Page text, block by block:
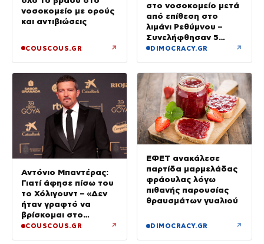
νοσοκομείο με ορούς
και αντιβιώσεις
COUSCOUS.GR ↗
στο νοσοκομείο μετά
από επίθεση στο
λιμάνι Ρεθύμνου –
Συνελήφθησαν 5
άτομα
DIMOCRACY.GR ↗
Αντόνιο Μπαντέρας:
Γιατί άφησε πίσω του
το Χόλιγουντ – «Δεν
ήταν γραφτό να
βρίσκομαι στο
Μαλιμπού, αλλά στη
COUSCOUS.GR ↗
ΕΦΕΤ ανακάλεσε
παρτίδα μαρμελάδας
φράουλας λόγω
πιθανής παρουσίας
θραυσμάτων γυαλιού
DIMOCRACY.GR ↗